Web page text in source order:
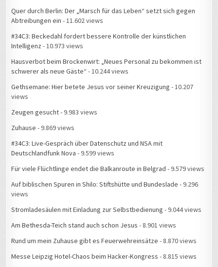
Quer durch Berlin: Der „Marsch für das Leben“ setzt sich gegen
Abtreibungen ein - 11.602 views
#34C3: Beckedahl fordert bessere Kontrolle der künstlichen
Intelligenz - 10.973 views
Hausverbot beim Brockenwirt: „Neues Personal zu bekommen ist
schwerer als neue Gäste“ - 10.244 views
Gethsemane: Hier betete Jesus vor seiner Kreuzigung - 10.207
views
Zeugen gesucht- 9.983 views
Zuhause - 9.869 views
#34C3: Live-Gespräch über Datenschutz und NSA mit
Deutschlandfunk Nova - 9.599 views
Für viele Flüchtlinge endet die Balkanroute in Belgrad - 9.579 views
Auf biblischen Spuren in Shilo: Stiftshütte und Bundeslade - 9.296
views
Stromladesäulen mit Einladung zur Selbstbedienung - 9.044 views
Am Bethesda-Teich stand auch schon Jesus - 8.901 views
Rund um mein Zuhause gibt es Feuerwehreinsätze - 8.870 views
Messe Leipzig Hotel-Chaos beim Hacker-Kongress - 8.815 views